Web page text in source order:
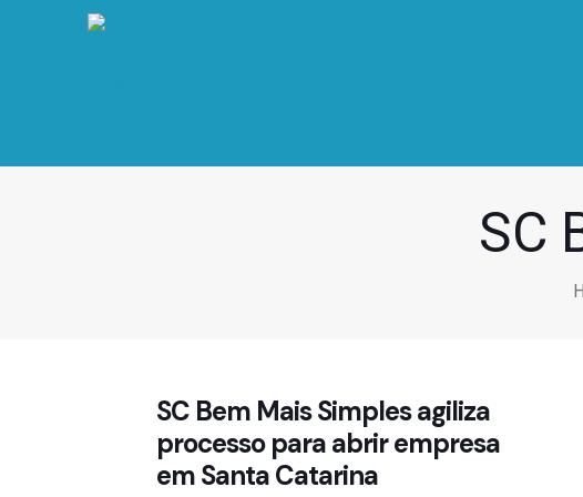
SC
SC Bem Mais Simples agiliza
processo para abrir empresa
em Santa Catarina